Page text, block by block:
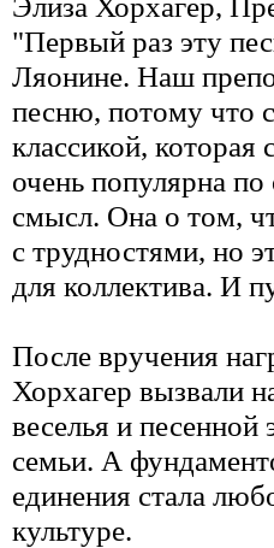
"Первый раз эту
Ляонине. Наш
песню, потому что
классикой, которая
очень популярна
смысл. Она о том,
с трудностями, но
для коллектива. И
После вручения
Хорхагер вызвали
веселья и
семьи. А
единения стала
культуре.